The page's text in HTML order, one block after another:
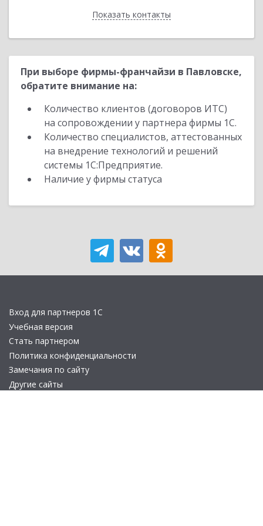
Показать контакты
Назад
При выборе фирмы-франчайзи в Павловске,
обратите внимание на:
Количество клиентов (договоров ИТС)
на сопровождении у партнера фирмы 1С.
Количество специалистов, аттестованных
на внедрение технологий и решений
системы 1С:Предприятие.
Наличие у фирмы статуса
Вход для партнеров 1С
Учебная версия
Стать партнером
Политика конфиденциальности
Замечания по сайту
Другие сайты